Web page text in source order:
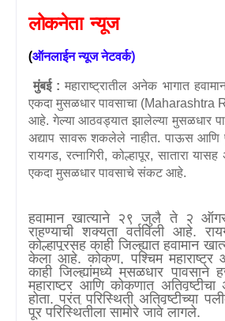
लोकनेता न्यूज
(ऑनलाईन न्यूज नेटवर्क)
मुंबई : महाराष्ट्रातील अनेक भागात
एकदा मुसळधार पावसाचा (Maharashtra
आहे. गेल्या आठवड्यात झालेल्या मुसळधार
अद्याप सावरू शकलेले नाहीत. पाऊस आणि
रायगड, रत्नागिरी, कोल्हापूर, सातारा यासह
एकदा मुसळधार पावसाचे संकट आहे.
हवामान खात्याने २९ जुलै ते २
राहण्याची शक्यता वर्तविली आहे.
कोल्हापूरसह काही जिल्ह्यात हवामान
केला आहे. कोकण,पश्चिम महाराष्ट्र
काही जिल्ह्यांमध्ये मुसळधार पावसाने
महाराष्ट्र आणि कोकणात अतिवृष्टीचा
होता. परंतु परिस्थिती अतिवृष्टीच्या
पूर परिस्थितीला सामोरे जावे लागले.